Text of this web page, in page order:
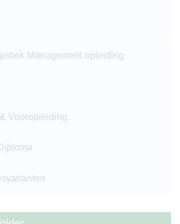
Management opleiding
Vooropleiding